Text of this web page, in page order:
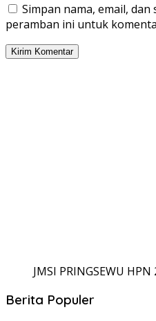
Simpan nama, email, dan
peramban ini untuk
JMSI PRINGSEWU HPN
Berita Populer